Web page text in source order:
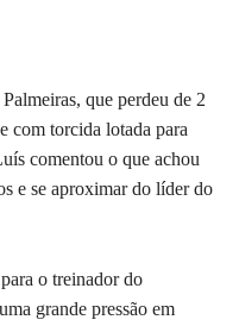
que perdeu de 2
com torcida lotada para
comentou o que achou
e se aproximar do líder do
o treinador do
grande pressão em